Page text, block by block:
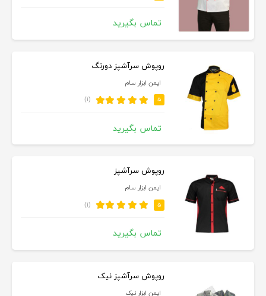
تماس بگیرید
روپوش سرآشپز دورنگ
ایمن ابزار سام
۵ (۱)
تماس بگیرید
روپوش سرآشپز
ایمن ابزار سام
۵ (۱)
تماس بگیرید
روپوش سرآشپز نیک
ایمن ابزار نیک